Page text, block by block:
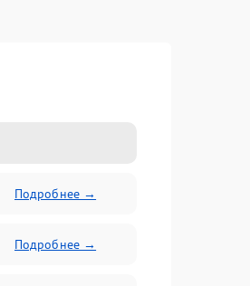
Подробнее →
Подробнее →